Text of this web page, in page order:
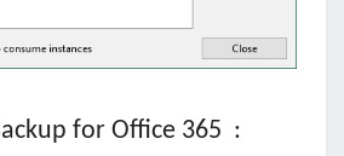
for Office 365 :